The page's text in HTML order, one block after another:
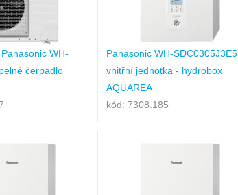
WH-
čerpadlo
Panasonic WH-SDC0305J3E5,
vnitřní jednotka - hydrobox
AQUAREA
kód: 7308.185